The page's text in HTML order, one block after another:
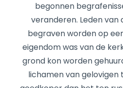
begonnen
veranderen. Leden
begraven worden op
eigendom was van de
grond kon worden
lichamen van gelovigen